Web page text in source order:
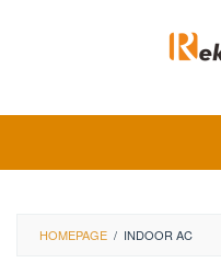
HOMEPAGE / INDOOR AC